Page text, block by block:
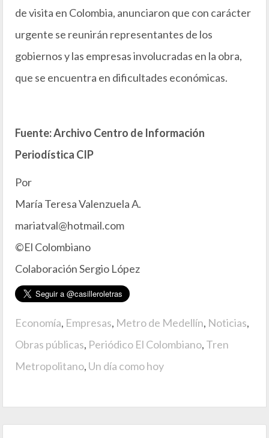
de visita en Colombia, anunciaron que con carácter
urgente se reunirán representantes de los
gobiernos y las empresas involucradas en la obra,
que se encuentra en dificultades económicas.
Fuente: Archivo Centro de Información
Periodística CIP
Por
María Teresa Valenzuela A.
mariatval@hotmail.com
©El Colombiano
Colaboración Sergio López
Economía, Empresas, Metro de Medellín, Noticias,
Obras públicas, Periódico El Colombiano, Tren
Metropolitano, Un día como hoy